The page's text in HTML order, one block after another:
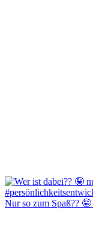
Nur so zum Spaß??